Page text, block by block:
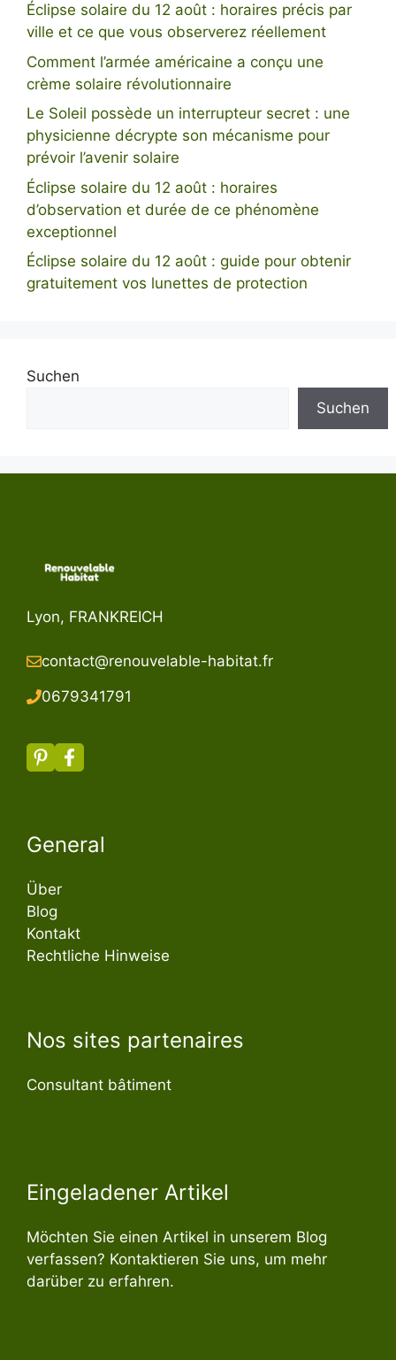
Éclipse solaire du 12 août : horaires précis par
ville et ce que vous observerez réellement
Comment l’armée américaine a conçu une
crème solaire révolutionnaire
Le Soleil possède un interrupteur secret : une
physicienne décrypte son mécanisme pour
prévoir l’avenir solaire
Éclipse solaire du 12 août : horaires
d’observation et durée de ce phénomène
exceptionnel
Éclipse solaire du 12 août : guide pour obtenir
gratuitement vos lunettes de protection
Suchen
Suchen
Lyon, FRANKREICH
contact@renouvelable-habitat.fr
0679341791
General
Über
Blog
Kontakt
Rechtliche Hinweise
Nos sites partenaires
Consultant bâtiment
Eingeladener Artikel
Möchten Sie einen Artikel in unserem Blog
verfassen? Kontaktieren Sie uns, um mehr
darüber zu erfahren.